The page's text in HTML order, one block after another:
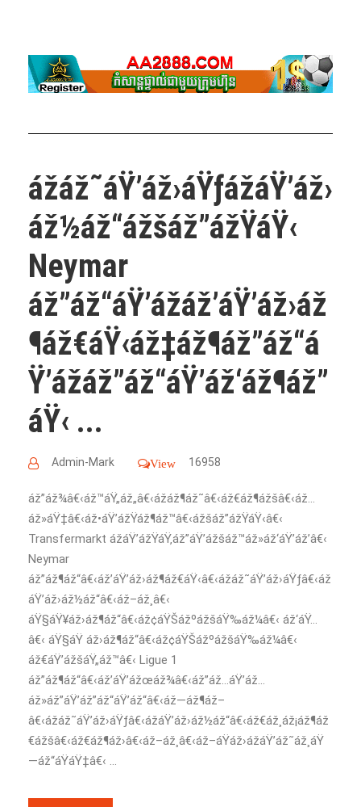
ážáž˜áŸ’áž›áŸƒážáŸ’áž›
áž½áž“ážšáž”ážŸáŸ‹
Neymar
áž”áž“áŸ’ážáž’áŸ’áž›áž
¶áž€áŸ‹áž‡áž¶áž”áž“á
Ÿ’ážáž”áž“áŸ’áž‘áž¶áž”
áŸ‹ ...
Admin-Mark View 16958
áž”áž¾â€‹áž™áŸ„áž„â€‹ážáž¶áž˜â€‹áž€áž¶ážšâ€‹áž…
áž»áŸ‡â€‹áž•áŸ’ážŸáž¶áž™â€‹ážšáž”ážŸáŸ‹â€‹
Transfermarkt ážáŸ’ážŸáŸ‚áž”áŸ’ážšáž™áž»áž‘áŸ’áž’â€‹
Neymar
áž”áž¶áž“â€‹áž’áŸ’áž›áž¶áž€áŸ‹â€‹ážáž˜áŸ’áž›áŸƒâ€‹áž
áŸ’áž›áž½áž“â€‹áž–áž¸â€‹
áŸ§áŸ¥áž›áž¶áž“â€‹áž¢áŸŠážºážšáŸ‰áž¼â€‹ áž‘áŸ…
â€‹ áŸ§áŸ áž›áž¶áž“â€‹áž¢áŸŠážºážšáŸ‰áž¼â€‹
áž€áŸ’ážšáŸ„áž™â€‹ Ligue 1
áž”áž¶áž“â€‹áž’áŸ’ážœáž¾â€‹áž”áž…áŸ’áž…
áž»áž”áŸ’áž”áž“áŸ’áž“â€‹áž—áž¶áž–
â€‹ážáž˜áŸ’áž›áŸƒâ€‹ážáŸ’áž›áž½áž“â€‹áž€áž¸áž¡áž¶áž
€ážšâ€‹áž€áž¶áž›â€‹áž–áž¸â€‹áž–áŸáž›ážáŸ’áž˜áž¸áŸ
—áž“áŸáŸ‡â€‹ ...